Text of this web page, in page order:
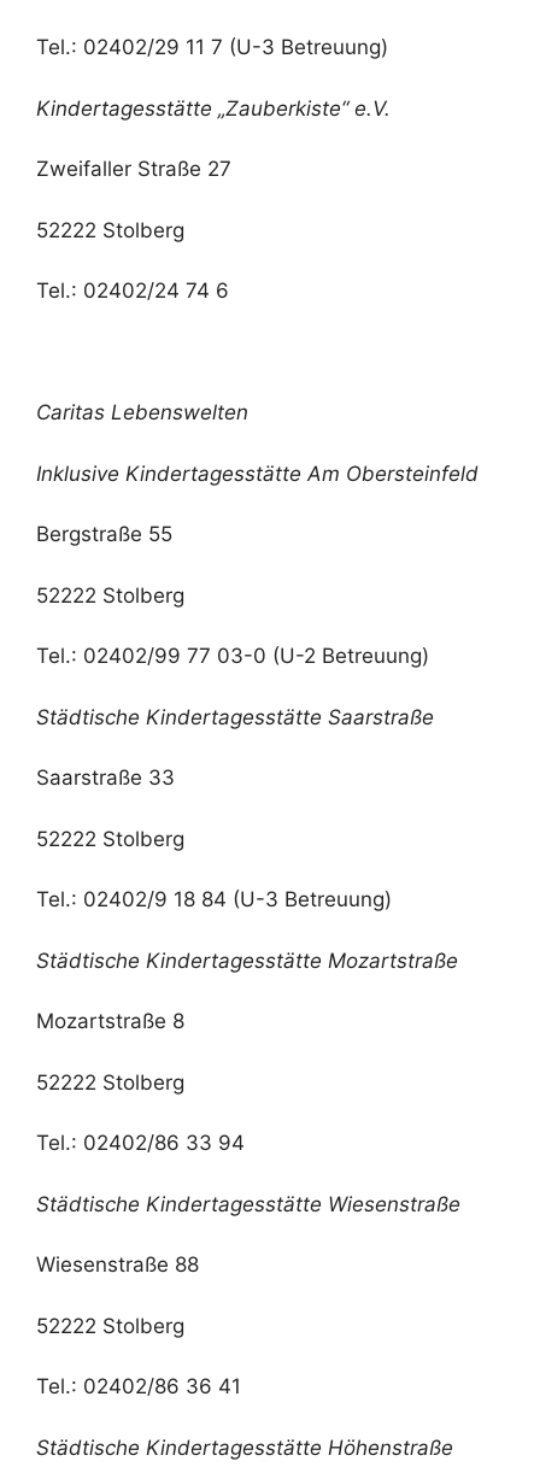
Tel.: 02402/29 11 7 (U-3 Betreuung)
Kindertagesstätte „Zauberkiste“ e.V.
Zweifaller Straße 27
52222 Stolberg
Tel.: 02402/24 74 6
Caritas Lebenswelten
Inklusive Kindertagesstätte Am Obersteinfeld
Bergstraße 55
52222 Stolberg
Tel.: 02402/99 77 03-0 (U-2 Betreuung)
Städtische Kindertagesstätte Saarstraße
Saarstraße 33
52222 Stolberg
Tel.: 02402/9 18 84 (U-3 Betreuung)
Städtische Kindertagesstätte Mozartstraße
Mozartstraße 8
52222 Stolberg
Tel.: 02402/86 33 94
Städtische Kindertagesstätte Wiesenstraße
Wiesenstraße 88
52222 Stolberg
Tel.: 02402/86 36 41
Städtische Kindertagesstätte Höhenstraße